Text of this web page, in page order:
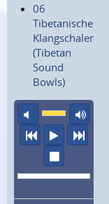
06
Tibetanische
Klangschalen
(Tibetan
Sound
Bowls)
Ton aus